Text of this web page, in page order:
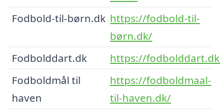
Fodbold-til-børn.dk https://fodbold-til-
børn.dk/
Fodbolddart.dk
https://
Fodboldmål til
haven
https://fodboldmaal-
til-haven.dk/